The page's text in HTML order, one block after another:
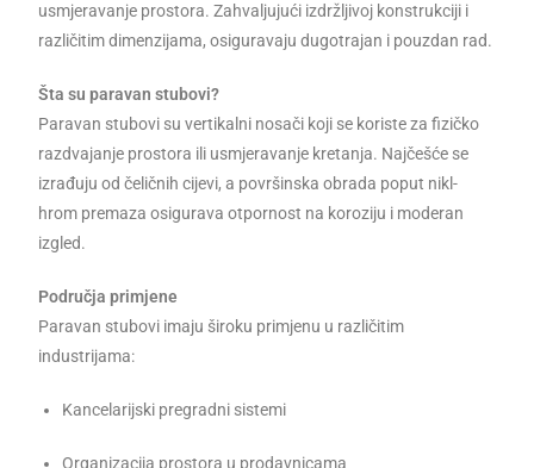
usmjeravanje prostora. Zahvaljujući izdržljivoj konstrukciji i
različitim dimenzijama, osiguravaju dugotrajan i pouzdan rad.
Šta su paravan stubovi?
Paravan stubovi su vertikalni nosači koji se koriste za fizičko
razdvajanje prostora ili usmjeravanje kretanja. Najčešće se
izrađuju od čeličnih cijevi, a površinska obrada poput nikl-
hrom premaza osigurava otpornost na koroziju i moderan
izgled.
Područja primjene
Paravan stubovi imaju široku primjenu u različitim
industrijama:
Kancelarijski pregradni sistemi
Organizacija prostora u prodavnicama